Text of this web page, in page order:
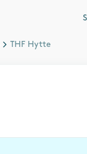
THF Hytte